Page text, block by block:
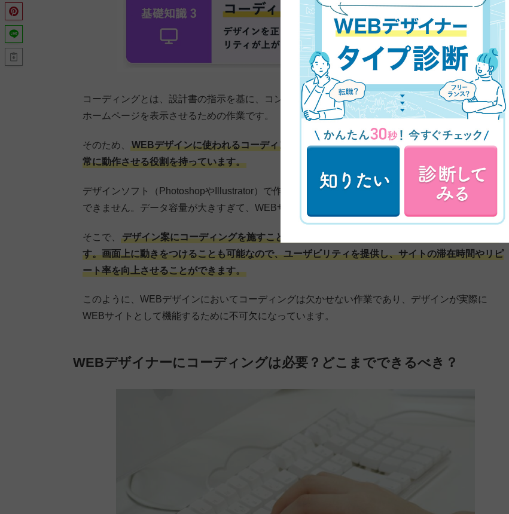
コーディングとは、設計書の指示を基に、コンピュータが理解できる言語でソースコードを書き、
ホームページを表示させるための作業です。
そのため、
WEBデザインに使われるコーディングは、デザイン案をWEBブラウザに表示させ、正
常に動作させる役割を持っています。
デザインソフト（PhotoshopやIllustrator）で作成したデザインは、そのままではWEBサイトに使用
できません。データ容量が大きすぎて、WEBサイトが動かなくなってしまいます。
そこで、
デザイン案にコーディングを施すことで、作成したデザインがWEBサイトに表示されま
す。画面上に動きをつけることも可能なので、ユーザビリティを提供し、サイトの滞在時間やリピ
ート率を向上させることができます。
このように、WEBデザインにおいてコーディングは欠かせない作業であり、デザインが実際に
WEBサイトとして機能するために不可欠になっています。
WEBデザイナーにコーディングは必要？どこまでできるべき？